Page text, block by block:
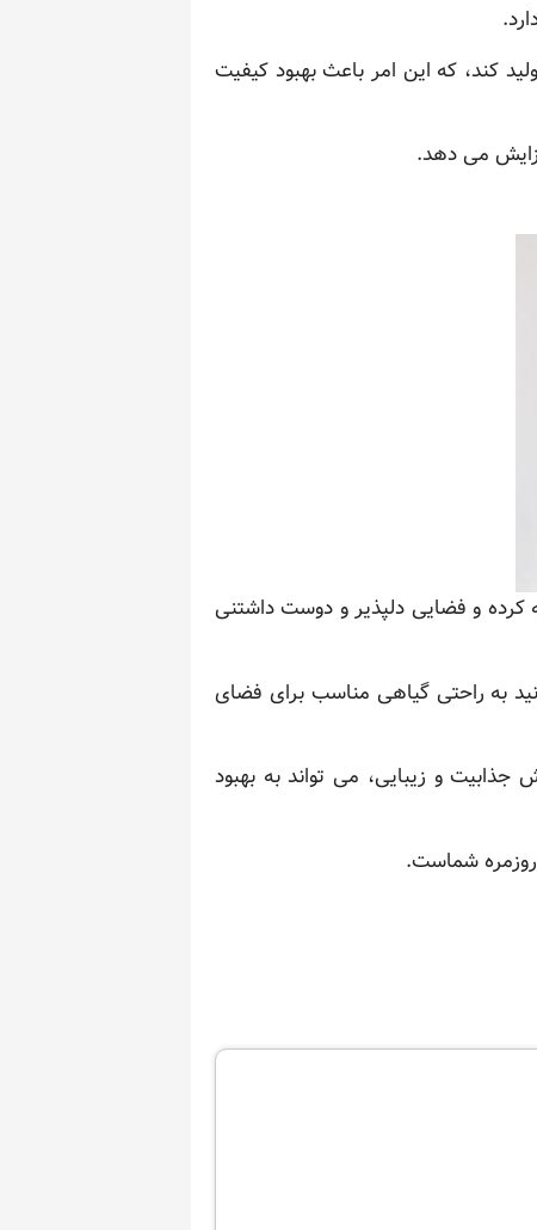
کند، که این امر باعث بهبود کیفیت
می دهد.
کرده و فضایی دلپذیر و دوست داشتنی
به راحتی گیاهی مناسب برای فضای
جذابیت و زیبایی، می تواند به بهبود
روزمره شماست.